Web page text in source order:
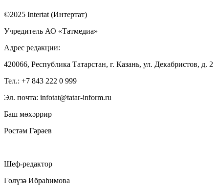
©2025 Intertat (Интертат)
Учредитель АО «Татмедиа»
Адрес редакции:
420066, Республика Татарстан, г. Казань, ул. Декабристов, д. 2
Тел.: +7 843 222 0 999
Эл. почта: infotat@tatar-inform.ru
Баш мөхәррир
Рөстәм Гәрәев
Шеф-редактор
Гөлүзә Ибраһимова